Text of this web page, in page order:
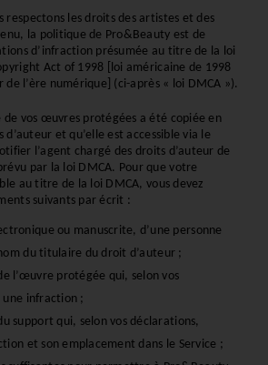
respectons les droits des artistes et des
la politique de Pro&Beauty est de
d’infraction présumée au titre de la loi
Act of 1998 [loi américaine de 1998
de l’ère numérique] (ci-après « loi DMCA »).
de vos œuvres protégées a été copiée en
et qu’elle est accessible via le
l’agent chargé des droits d’auteur de
par la loi DMCA. Pour que votre
au titre de la loi DMCA, vous devez
suivants par écrit :
ou manuscrite, d’une personne
du titulaire du droit d’auteur ;
l’œuvre protégée qui, selon vos
une infraction ;
support qui, selon vos déclarations,
et son emplacement dans le Service ;